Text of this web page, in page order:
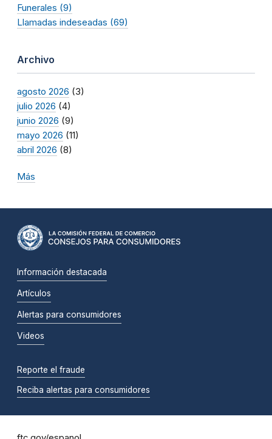
Funerales (9)
Llamadas indeseadas (69)
Archivo
agosto 2026 (3)
julio 2026 (4)
junio 2026 (9)
mayo 2026 (11)
abril 2026 (8)
Más
Información destacada
Artículos
Alertas para consumidores
Videos
Reporte el fraude
Reciba alertas para consumidores